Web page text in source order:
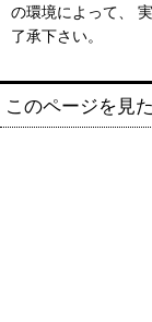
の環境によって、
了承下さい。
このページを見